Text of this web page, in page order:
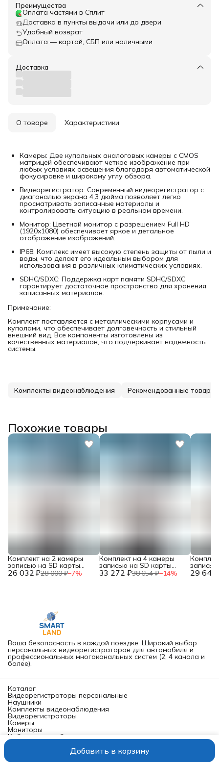
Добавить в корзину
Преимущества
Оплата частями в Сплит
Доставка в пункты выдачи или до двери
Удобный возврат
Оплата — картой, СБП или наличными
Доставка
О товаре Характеристики
Камеры: Две купольных аналоговых камеры с CMOS
матрицей обеспечивают четкое изображение при
любых условиях освещения благодаря автоматической
фокусировке и широкому углу обзора.
Видеорегистратор: Современный видеорегистратор с
диагональю экрана 4,3 дюйма позволяет легко
просматривать записанные материалы и
контролировать ситуацию в реальном времени.
Монитор: Цветной монитор с разрешением Full HD
(1920x1080) обеспечивает яркое и детальное
отображение изображений.
IP68: Комплекс имеет высокую степень защиты от пыли и
воды, что делает его идеальным выбором для
использования в различных климатических условиях.
SDHC/SDXC: Поддержка карт памяти SDHC/SDXC
гарантирует достаточное пространство для хранения
записанных материалов.
Примечание:
Комплект поставляется с металлическими корпусами и
куполами, что обеспечивает долговечность и стильный
внешний вид. Все компоненты изготовлены из
качественных материалов, что подчеркивает надежность
системы.
Комплекты видеонаблюдения Рекомендованные товары
Похожие товары
26 032 ₽28 000 ₽−7%
Комплект на 2 камеры
записью на SD карты
ППРФ 969 33 272 ₽38 654 ₽−14%
Комплект на 4 камеры
записью на SD карты
ППРФ 969 29 641
ППРФ
Ваша безопасность в каждой поездке. Широкий выбор
персональных видеорегистраторов для автомобиля и
профессиональных многоканальных систем (2, 4 канала и
более).
Каталог
Видеорегистраторы персональные
Наушники
Комплекты видеонаблюдения
Видеорегистраторы
Камеры
Мониторы
Кабели автомобильные
Штативы и крепления